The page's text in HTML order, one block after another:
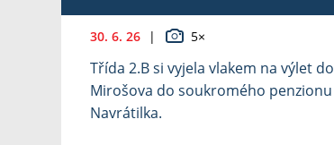
30. 6. 26 | 5×
Třída 2.B si vyjela vlakem na výlet do
Mirošova do soukromého penzionu
Navrátilka.